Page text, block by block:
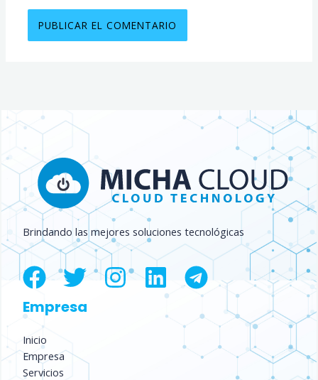
Brindando las mejores soluciones tecnológicas
Empresa
Inicio
Empresa
Servicios